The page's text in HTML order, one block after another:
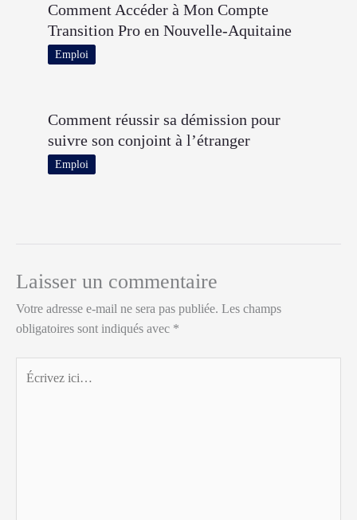
Comment Accéder à Mon Compte
Transition Pro en Nouvelle-Aquitaine
Emploi
Comment réussir sa démission pour
suivre son conjoint à l’étranger
Emploi
Laisser un commentaire
Votre adresse e-mail ne sera pas publiée. Les champs
obligatoires sont indiqués avec *
ici…